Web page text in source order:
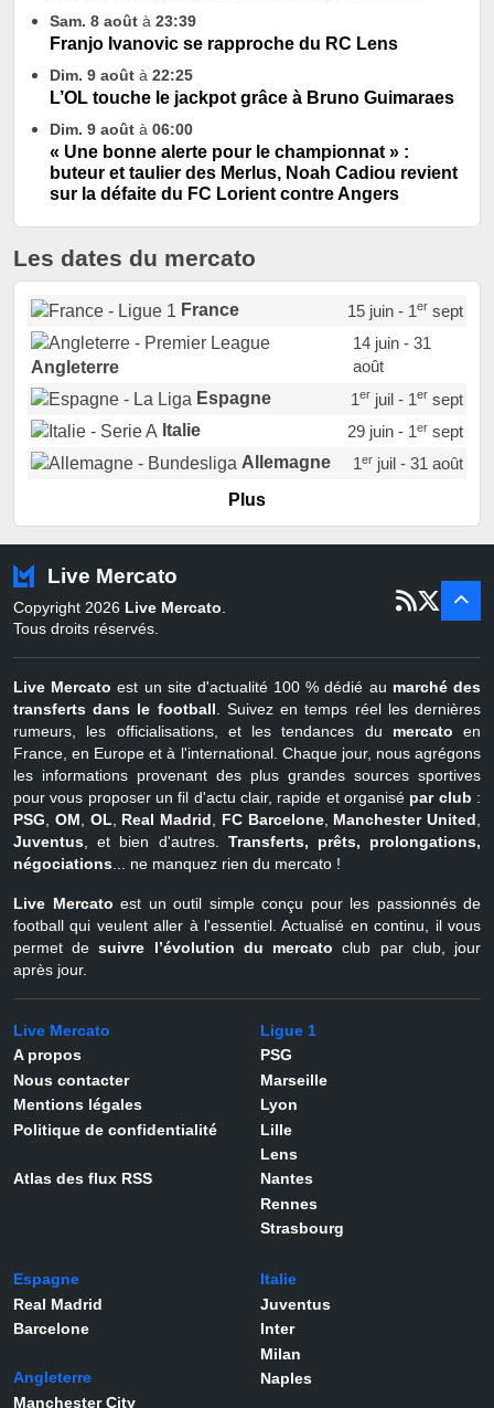
Sam. 8 août à 23:39
Franjo Ivanovic se rapproche du RC Lens
Dim. 9 août à 22:25
L’OL touche le jackpot grâce à Bruno Guimaraes
Dim. 9 août à 06:00
« Une bonne alerte pour le championnat » :
buteur et taulier des Merlus, Noah Cadiou revient
sur la défaite du FC Lorient contre Angers
Les dates du mercato
France 15 juin - 1ersept
Angleterre
14 juin - 31
août
Espagne
1erjuil - 1ersept
Italie
29 juin - 1ersept
Allemagne
1erjuil - 31 août
Portugal
Pays-Bas
22 juin - 2 sept
Belgique
juil - 31
Plus
Live Mercato
Copyright 2026 Live Mercato
Tous droits réservés.
Live Mercato est un site d'actualité 100 % dédié au marché des
transferts dans le football . Suivez en temps réel les dernières
rumeurs, les officialisations, et les tendances du mercato en
France, en Europe et à l'international. Chaque jour, nous agrégons
les informations provenant des plus grandes sources sportives
pour vous proposer un fil d'actu clair, rapide et organisé par club :
PSG
OM OL Real Madrid FC Barcelone, Manchester United
Juventus , et bien d'autres. Transferts, prêts, prolongations,
négociations ... ne manquez rien du mercato !
Live Mercato est un outil simple conçu pour les passionnés de
football qui veulent aller à l'essentiel. Actualisé en continu, il vous
permet desuivre l’évolution du mercato club par club, jour
après jour.
Live Mercato
A propos
Nous contacter
Mentions légales
Politique de confidentialité
Atlas des flux RSS
Ligue 1
PSG
Marseille
Lyon
Lille
Lens
Nantes
Rennes
Strasbourg
Espagne
Real Madrid
Barcelone
Angleterre
Manchester City
Italie
Juventus
Inter
Milan
Naples